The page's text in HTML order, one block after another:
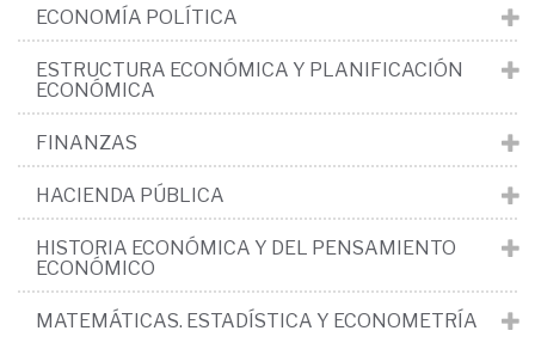
ECONOMÍA POLÍTICA
ESTRUCTURA ECONÓMICA Y PLANIFICACIÓN
ECONÓMICA
FINANZAS
HACIENDA PÚBLICA
HISTORIA ECONÓMICA Y DEL PENSAMIENTO
ECONÓMICO
MATEMÁTICAS. ESTADÍSTICA Y ECONOMETRÍA